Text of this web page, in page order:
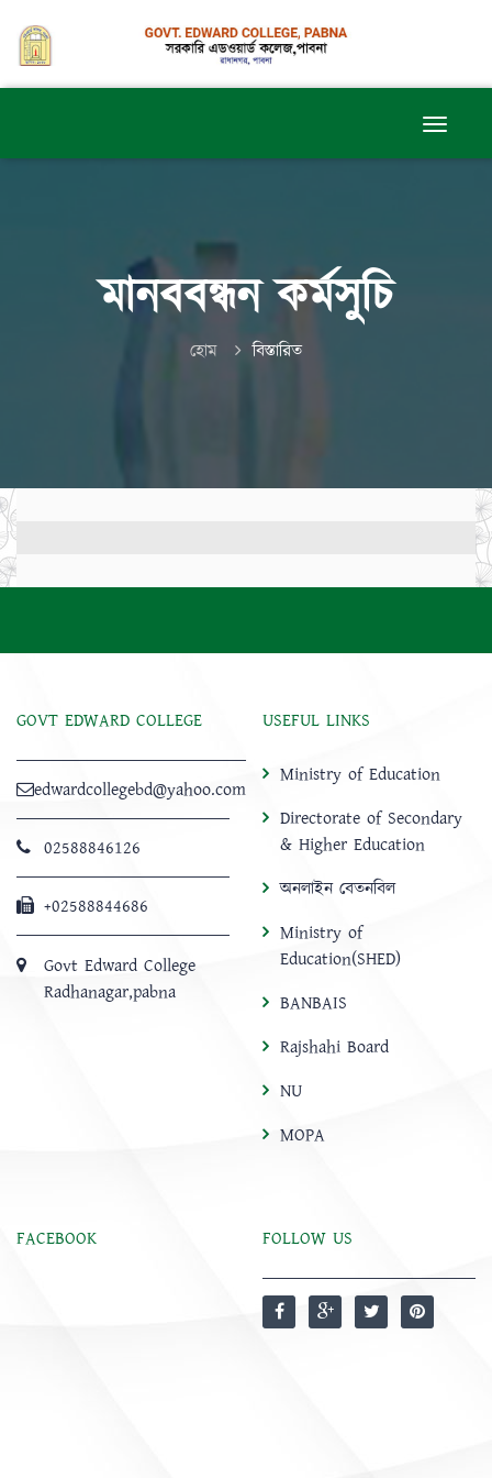
মানববন্ধন কর্মসুচি
হোম বিস্তারিত
GOVT EDWARD COLLEGE
edwardcollegebd@yahoo.com
02588846126
+02588844686
Govt Edward College
Radhanagar,pabna
USEFUL LINKS
Ministry of Education
Directorate of Secondary
& Higher Education
অনলাইন বেতনবিল
Ministry of
Education(SHED)
BANBAIS
Rajshahi Board
NU
MOPA
FACEBOOK FOLLOW US